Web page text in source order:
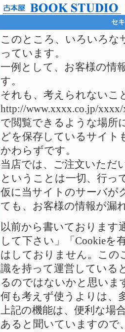
セ
このところ、いろいろな
っています。
一例として、お客様の情
す。
それも、考えられないこ
http://www.xxxx.co.jp/
で閲覧できるような場所
どを保存しているサイト
かわらずです。
当店では、ご注文いただ
ということは一切、行っ
仮に当サイトのサーバが
ても、お客様の情報が漏
以前から書いております
して下さい」「Cookieを
はしておりません。この
識を持って運営している
るのではないかと思いま
何も考えず使うよりは、
上記の機能は、便利な
あると聞いていますので